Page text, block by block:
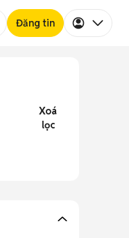
Đăng tin
Xoá
lọc